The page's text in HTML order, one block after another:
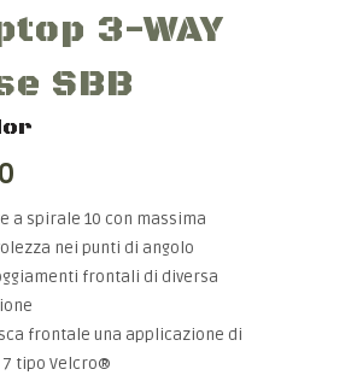
3-WAY
SBB
a spirale 10 con massima
nei punti di angolo
frontali di diversa
frontale una applicazione di
7 tipo Velcro®